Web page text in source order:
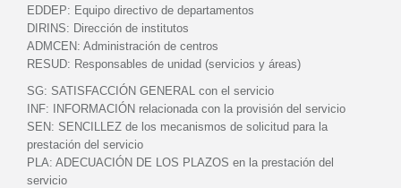
EDDEP: Equipo directivo de departamentos
DIRINS: Dirección de institutos
ADMCEN: Administración de centros
RESUD: Responsables de unidad (servicios y áreas)
SG: SATISFACCIÓN GENERAL con el servicio
INF:
INFORMACIÓN relacionada con la provisión del servicio
SEN: SENCILLEZ de los mecanismos de solicitud para la
prestación del servicio
PLA: ADECUACIÓN DE LOS PLAZOS en la prestación del
servicio